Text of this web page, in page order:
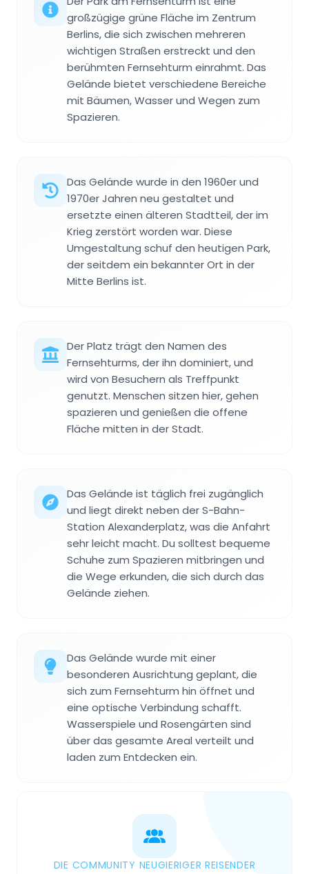
großzügige grüne Fläche im Zentrum
Berlins, die sich zwischen mehreren
wichtigen Straßen erstreckt und den
berühmten Fernsehturm einrahmt. Das
Gelände bietet verschiedene Bereiche
mit Bäumen, Wasser und Wegen zum
Spazieren.
Das Gelände wurde in den 1960er und
1970er Jahren neu gestaltet und
ersetzte einen älteren Stadtteil, der im
Krieg zerstört worden war. Diese
Umgestaltung schuf den heutigen Park,
der seitdem ein bekannter Ort in der
Mitte Berlins ist.
Der Platz trägt den Namen des
Fernsehturms, der ihn dominiert, und
wird von Besuchern als Treffpunkt
genutzt. Menschen sitzen hier, gehen
spazieren und genießen die offene
Fläche mitten in der Stadt.
Das Gelände ist täglich frei zugänglich
und liegt direkt neben der S-Bahn-
Station Alexanderplatz, was die Anfahrt
sehr leicht macht. Du solltest bequeme
Schuhe zum Spazieren mitbringen und
die Wege erkunden, die sich durch das
Gelände ziehen.
Das Gelände wurde mit einer
besonderen Ausrichtung geplant, die
sich zum Fernsehturm hin öffnet und
eine optische Verbindung schafft.
Wasserspiele und Rosengärten sind
über das gesamte Areal verteilt und
laden zum Entdecken ein.
DIE COMMUNITY NEUGIERIGER REISENDER